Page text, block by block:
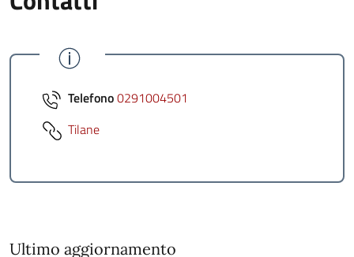
Telefono0291004501
Tilane
Ultimo aggiornamento